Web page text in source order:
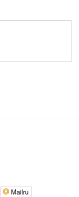
Mailru